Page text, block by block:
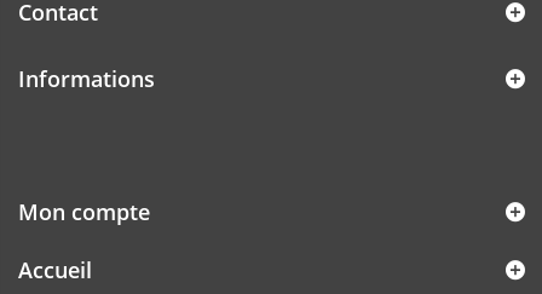
Contact
Informations
Mon compte
Accueil